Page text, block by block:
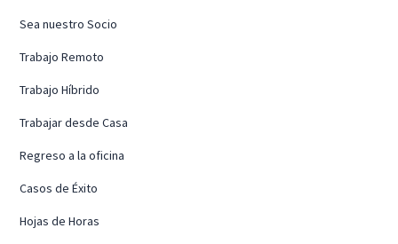
Sea nuestro Socio
Trabajo Remoto
Trabajo Híbrido
Trabajar desde Casa
Regreso a la oficina
Casos de Éxito
Hojas de Horas